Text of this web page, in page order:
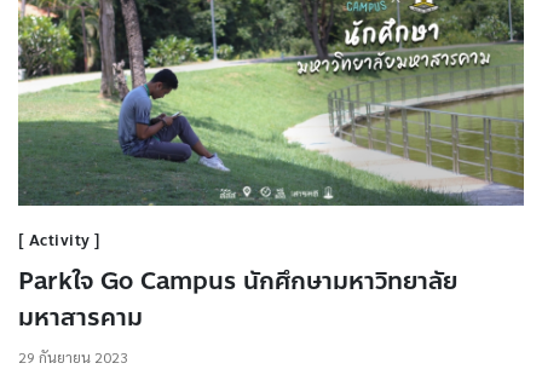
Activity
Parkใจ Go Campus นักศึกษามหาวิทยาลัย
มหาสารคาม
29 กันยายน 2023